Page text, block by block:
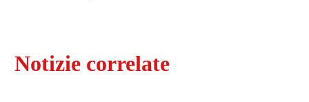
Notizie correlate